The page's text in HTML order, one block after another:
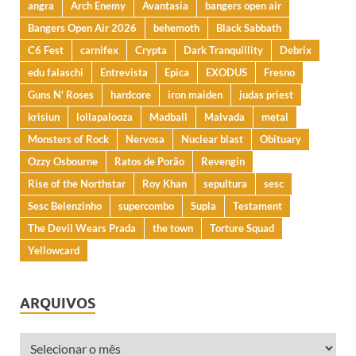
angra Arch Enemy Avantasia
bangers open air
Bangers Open Air 2026
behemoth
Black Sabbath
C6 Fest
carnifex Crypta Dark Tranquillity
Debrix
edu falaschi
Entrevista Epica EXODUS
Fresno
Guns N' Roses
hardcore iron maiden
judas priest
krisiun
lollapalooza Madball Malvada
metal
Monsters of Rock
Nervosa Nuclear blast
Obituary
Ozzy Osbourne
Ratos de Porão
Revengin
Rise of the Northstar
Roy Khan sepultura
sesc
Sesc Belenzinho
supercombo Supla
Testament
The Devil Wears Prada
the town
Torture Squad
Yellowcard
ARQUIVOS